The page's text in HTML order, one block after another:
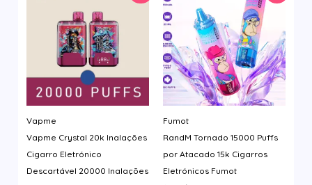
Vapme
Vapme Crystal 20k Inalações
Cigarro Eletrónico
Descartável 20000 Inalações
Fumot
RandM Tornado 15000 Puffs
por Atacado 15k Cigarros
Eletrónicos Fumot